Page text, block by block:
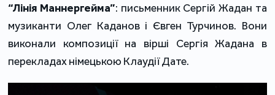
“Лінія Маннергейма”: письменник Сергій Жадан та
музиканти Олег Каданов і Євген Турчинов. Вони
виконали композиції на вірші Сергія Жадана в
перекладах німецькою Клаудії Дате.